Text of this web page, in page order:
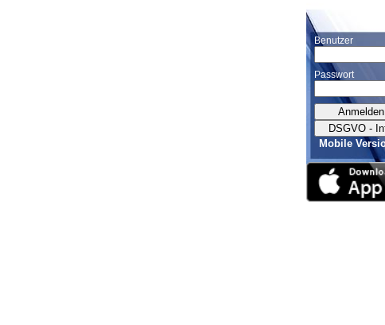
Benutzer
Passwort